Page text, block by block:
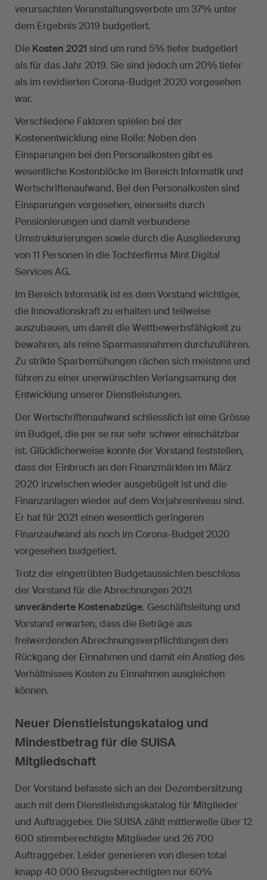
verursachten Veranstaltungsverbote um 37% unter
dem Ergebnis 2019 budgetiert.
Die Kosten 2021 sind um rund 5% tiefer budgetiert
als für das Jahr 2019. Sie sind jedoch um 20% tiefer
als im revidierten Corona-Budget 2020 vorgesehen
war.
Verschiedene Faktoren spielen bei der
Kostenentwicklung eine Rolle: Neben den
Einsparungen bei den Personalkosten gibt es
wesentliche Kostenblöcke im Bereich Informatik und
Wertschriftenaufwand. Bei den Personalkosten sind
Einsparungen vorgesehen, einerseits durch
Pensionierungen und damit verbundene
Umstrukturierungen sowie durch die Ausgliederung
von 11 Personen in die Tochterfirma Mint Digital
Services AG.
Im Bereich Informatik ist es dem Vorstand wichtiger,
die Innovationskraft zu erhalten und teilweise
auszubauen, um damit die Wettbewerbsfähigkeit zu
bewahren, als reine Sparmassnahmen durchzuführen.
Zu strikte Sparbemühungen rächen sich meistens und
führen zu einer unerwünschten Verlangsamung der
Entwicklung unserer Dienstleistungen.
Der Wertschriftenaufwand schliesslich ist eine Grösse
im Budget, die per se nur sehr schwer einschätzbar
ist. Glücklicherweise konnte der Vorstand feststellen,
dass der Einbruch an den Finanzmärkten im März
2020 inzwischen wieder ausgebügelt ist und die
Finanzanlagen wieder auf dem Vorjahresniveau sind.
Er hat für 2021 einen wesentlich geringeren
Finanzaufwand als noch im Corona-Budget 2020
vorgesehen budgetiert.
Trotz der eingetrübten Budgetaussichten beschloss
der Vorstand für die Abrechnungen 2021
unveränderte Kostenabzüge. Geschäftsleitung und
Vorstand erwarten, dass die Beträge aus
freiwerdenden Abrechnungsverpflichtungen den
Rückgang der Einnahmen und damit ein Anstieg des
Verhältnisses Kosten zu Einnahmen ausgleichen
können.
Neuer Dienstleistungskatalog und
Mindestbetrag für die SUISA
Mitgliedschaft
Der Vorstand befasste sich an der Dezembersitzung
auch mit dem Dienstleistungskatalog für Mitglieder
und Auftraggeber. Die SUISA zählt mittlerweile über 12
600 stimmberechtigte Mitglieder und 26 700
Auftraggeber. Leider generieren von diesen total
knapp 40 000 Bezugsberechtigten nur 60%